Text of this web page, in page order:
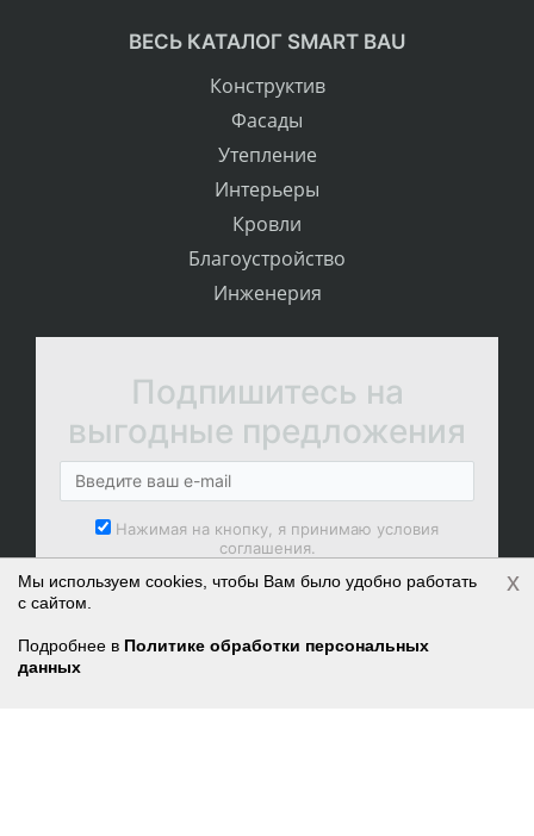
ВЕСЬ КАТАЛОГ SMART BAU
Конструктив
Фасады
Утепление
Интерьеры
Кровли
Благоустройство
Инженерия
Подпишитесь на
выгодные предложения
Нажимая на кнопку, я принимаю условия
соглашения.
ПОДПИСАТЬСЯ
Войти
Регистрация
Корзина
Мы используем cookies, чтобы Вам было удобно работать
с сайтом.
Подробнее в Политике обработки персональных
данных
x